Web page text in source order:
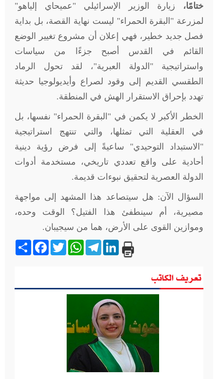
ختامًا، زيارة الوزير الإسرائيلي "عميحاي إلياهو"
لمزرعة "البقرة الحمراء" ليست نهاية القصة، بل بداية
فصل جديد خطير، فهي إعلان أن مشروع تغيير الوضع
القائم في القدس أصبح جزءًا من سياسات
واستراتيجية "الدولة العبرية"، لقد تحول الرماد
الطقسي القديم إلى وقود لصراع وأيديولوجيا حديثة
تهدد بإحراق الاستقرار الهش في المنطقة.
الخطر الأكبر لا يكمن في "البقرة الحمراء" نفسها، بل
في العقلية التي تمثلها، والتي تنتهج استراتيجية
"الاستبداد التوحيدي" ساعيةً إلى فرض رؤية دينية
أحادية على واقع تعددي تاريخي، مستخدمة أدوات
الدولة العصرية لتحقيق نبوءات قديمة.
السؤال الآن: هل سيتصاعد هذا المشهد إلى مواجهة
مصيرية، أم سينطفئ هذا الفتيل؟ الوقت وحده،
وموازين القوى على الأرض، هما من سيجيبان.
Share
FacebookTwitter
WhatsApp
Telegram
LinkedIn
تعريف الكاتب